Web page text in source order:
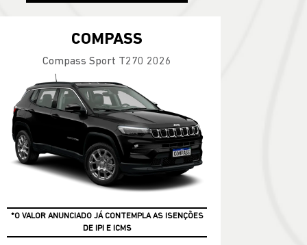
COMPASS
Compass Sport T270 2026
*O VALOR ANUNCIADO JÁ CONTEMPLA AS ISENÇÕES
DE IPI E ICMS